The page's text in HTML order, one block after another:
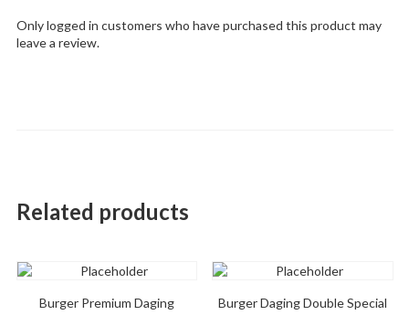
Only logged in customers who have purchased this product may
leave a review.
Related products
Burger Premium Daging Burger Daging Double Special